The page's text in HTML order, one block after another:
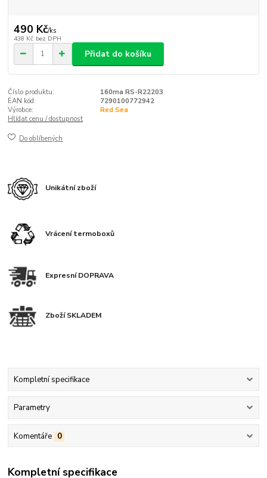
490 Kč/ks
438 Kč bez DPH
Přidat do košíku
Číslo produktu:
160ma RS-R22203
EAN kód:
7290100772942
Výrobce:
Red Sea
Hlídat cenu / dostupnost
Do oblíbených
Unikátní zboží
Vrácení termoboxů
Expresní DOPRAVA
Zboží SKLADEM
Kompletní specifikace
Parametry
Komentáře 0
Kompletní specifikace